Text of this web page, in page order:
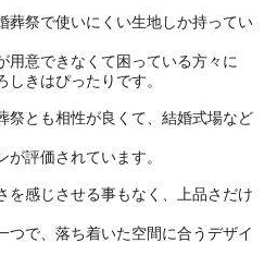
葬祭で使いにくい生地しか持ってい
用意できなくて困っている方々に
きはぴったりです。
祭とも相性が良くて、結婚式場など
評価されています。
を感じさせる事もなく、上品さだけ
つで、落ち着いた空間に合うデザイ